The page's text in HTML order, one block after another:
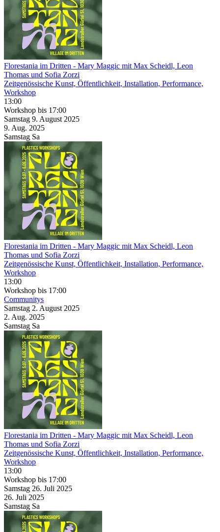
Florestania im Dritten - Mary Maggic mit Max Scheidl, Leon
Thomas und Sofia Zorzi
Zeitgenössische Kunst, Öffentlichkeit, Installation, Performance,
Workshop
13:00
Workshop bis 17:00
Samstag 9. August 2025
9. Aug. 2025
Samstag Sa
Florestania im Dritten - Mary Maggic mit Max Scheidl, Leon
Thomas und Sofia Zorzi
Zeitgenössische Kunst, Öffentlichkeit, Installation, Performance,
Workshop
13:00
Workshop bis 17:00
Communitys
Samstag 2. August 2025
2. Aug. 2025
Samstag Sa
Florestania im Dritten - Mary Maggic mit Max Scheidl, Leon
Thomas und Sofia Zorzi
Zeitgenössische Kunst, Öffentlichkeit, Installation, Performance,
Workshop
13:00
Workshop bis 17:00
Samstag 26. Juli 2025
26. Juli 2025
Samstag Sa